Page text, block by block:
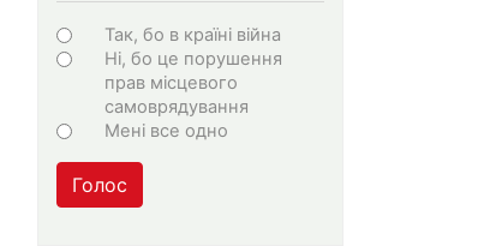
Варіанти
Так, бо в країні війна
Ні, бо це порушення
прав місцевого
самоврядування
Мені все одно
Голос